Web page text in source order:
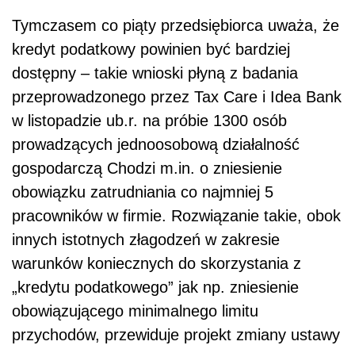
Tymczasem co piąty przedsiębiorca uważa, że
kredyt podatkowy powinien być bardziej
dostępny – takie wnioski płyną z badania
przeprowadzonego przez Tax Care i Idea Bank
w listopadzie ub.r. na próbie 1300 osób
prowadzących jednoosobową działalność
gospodarczą Chodzi m.in. o zniesienie
obowiązku zatrudniania co najmniej 5
pracowników w firmie. Rozwiązanie takie, obok
innych istotnych złagodzeń w zakresie
warunków koniecznych do skorzystania z
„kredytu podatkowego” jak np. zniesienie
obowiązującego minimalnego limitu
przychodów, przewiduje projekt zmiany ustawy